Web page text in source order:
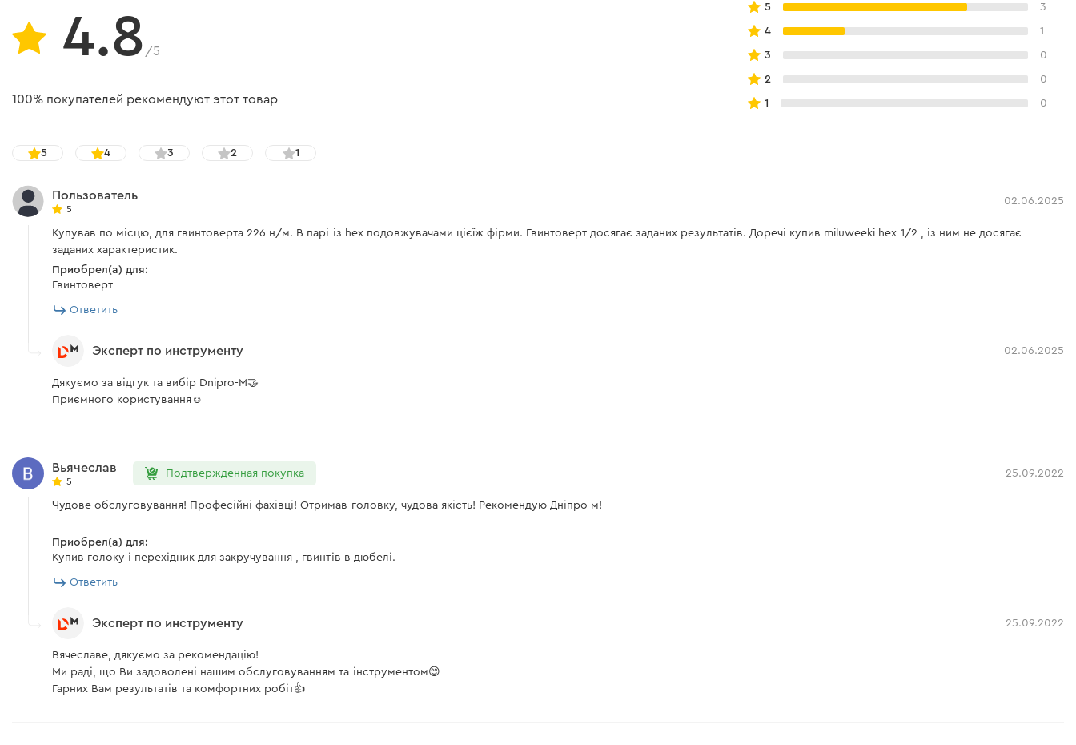
4.8 /5
100% покупателей рекомендуют этот товар
5 3
4 1
3 0
2 0
1 0
5 4 3 2 1
Пользователь
5
02.06.2025
Купував по місцю, для гвинтоверта 226 н/м. В парі із hex подовжувачами цієїж фірми. Гвинтоверт досягає заданих результатів. Доречі купив miluweeki hex 1/2 , із ним не досягає
заданих характеристик.
Приобрел(а) для:
Гвинтоверт
Ответить
Эксперт по инструменту 02.06.2025
Дякуємо за відгук та вибір Dnipro-M🤝
Приємного користування☺️
Вьячеслав
5
Подтвержденная покупка 25.09.2022
Чудове обслуговування! Професійні фахівці! Отримав головку, чудова якість! Рекомендую Дніпро м!
Приобрел(а) для:
Купив голоку і перехідник для закручування , гвинтів в дюбелі.
Ответить
Эксперт по инструменту 25.09.2022
Вячеславе, дякуємо за рекомендацію!
Ми раді, що Ви задоволені нашим обслуговуванням та інструментом😊
Гарних Вам результатів та комфортних робіт👍